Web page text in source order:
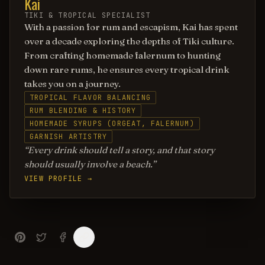
TIKI & TROPICAL SPECIALIST
With a passion for rum and escapism, Kai has spent
over a decade exploring the depths of Tiki culture.
From crafting homemade falernum to hunting
down rare rums, he ensures every tropical drink
takes you on a journey.
TROPICAL FLAVOR BALANCING
RUM BLENDING & HISTORY
HOMEMADE SYRUPS (ORGEAT, FALERNUM)
GARNISH ARTISTRY
Every drink should tell a story, and that story
should usually involve a beach.
VIEW PROFILE →